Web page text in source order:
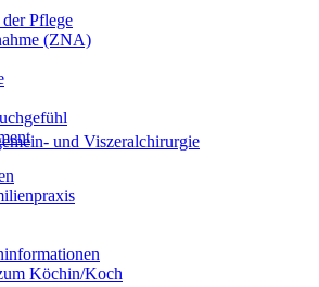
und Viszeralchirurgie
Pflege
(ZNA)
Köchin/Koch